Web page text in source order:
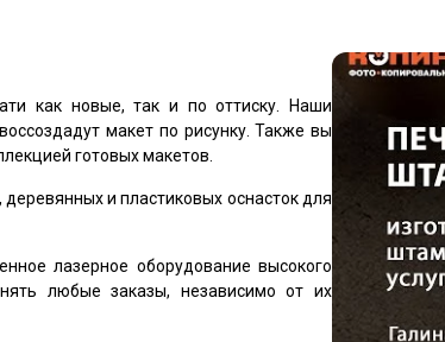
как новые, так и по оттиску. Наши
макет по рисунку. Также вы
готовых макетов.
и пластиковых оснасток для
лазерное оборудование высокого
любые заказы, независимо от их